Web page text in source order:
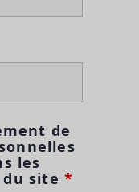
de
les
site *